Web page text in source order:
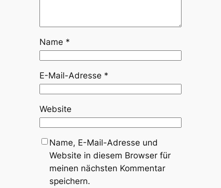
Name *
E-Mail-Adresse *
Website
Name, E-Mail-Adresse und
Website in diesem Browser für
meinen nächsten Kommentar
speichern.